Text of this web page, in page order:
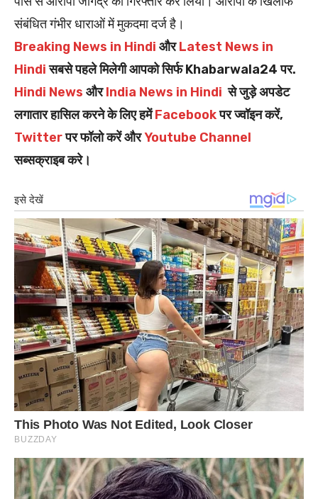
संबंधित गंभीर धाराओं में मुकदमा दर्ज है।
Breaking News in Hindi औरLatest News in
Hindiसबसे पहले मिलेगी आपको सिर्फ Khabarwala24 पर.
Hindi News औरIndia News in Hindi से जुड़े अपडेट
लगातार हासिल करने के लिए हमेंFacebookपर ज्वॉइन करें,
Twitterपर फॉलो करें औरYoutube Channel
सब्सक्राइब करे।